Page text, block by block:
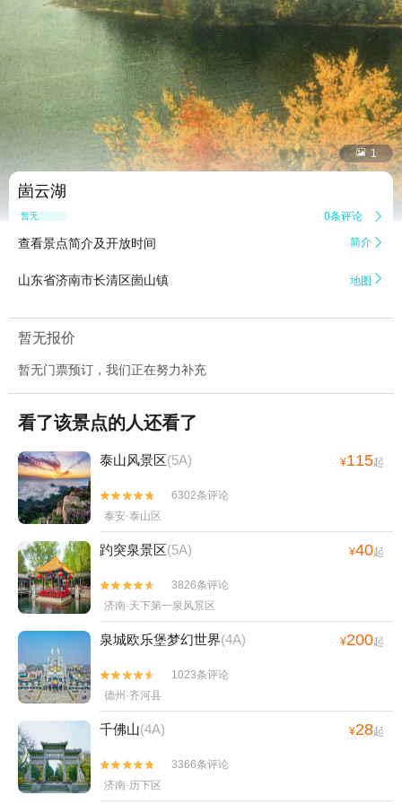
 1
崮云湖
暂无点评 0条评论 
查看景点简介及开放时间 简介 
山东省济南市长清区崮山镇 地图 
暂无报价
暂无门票预订，我们正在努力补充
看了该景点的人还看了
泰山风景区(5A) ¥115起


6302条评论
泰安·泰山区
趵突泉景区(5A) ¥40起


3826条评论
济南·天下第一泉风景区
泉城欧乐堡梦幻世界(4A) ¥200起


1023条评论
德州·齐河县
千佛山(4A) ¥28起


3366条评论
济南·历下区
